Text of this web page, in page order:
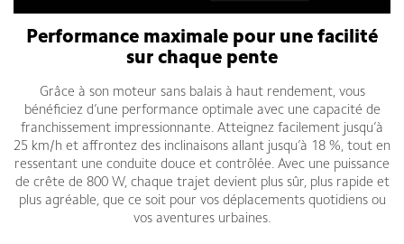
Performance maximale pour une facilité
sur chaque pente
Grâce à son moteur sans balais à haut rendement, vous
bénéficiez d’une performance optimale avec une capacité de
franchissement impressionnante. Atteignez facilement jusqu’à
25 km/h et affrontez des inclinaisons allant jusqu’à 18 %, tout en
ressentant une conduite douce et contrôlée. Avec une puissance
de crête de 800 W, chaque trajet devient plus sûr, plus rapide et
plus agréable, que ce soit pour vos déplacements quotidiens ou
vos aventures urbaines.